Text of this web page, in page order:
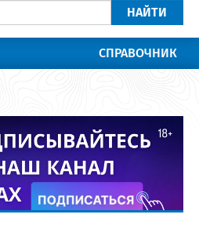
НАЙТИ
СПРАВОЧНИК